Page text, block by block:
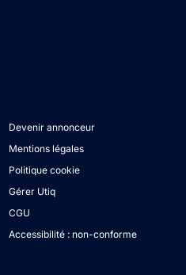
Devenir annonceur
Mentions légales
Politique cookie
Gérer Utiq
CGU
Accessibilité : non-conforme